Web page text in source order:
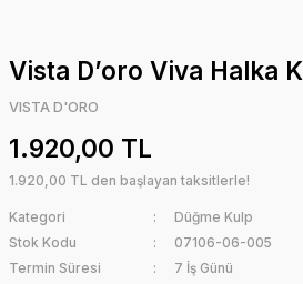
Vista D’oro Viva Halka
VISTA D'ORO
1.920,00 TL
1.920,00 TL den başlayan taksitlerle!
Kategori
Düğme Kulp
Stok Kodu
07106-06-005
Termin Süresi
7 İş Günü